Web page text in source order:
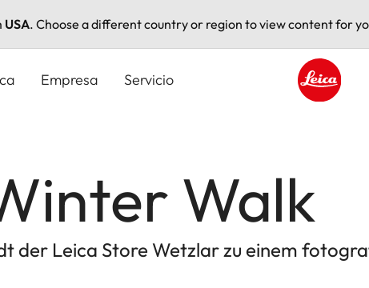
USA. Choose a different country or region to view content for
Empresa Servicio
Walk
der Leica Store Wetzlar zu einem